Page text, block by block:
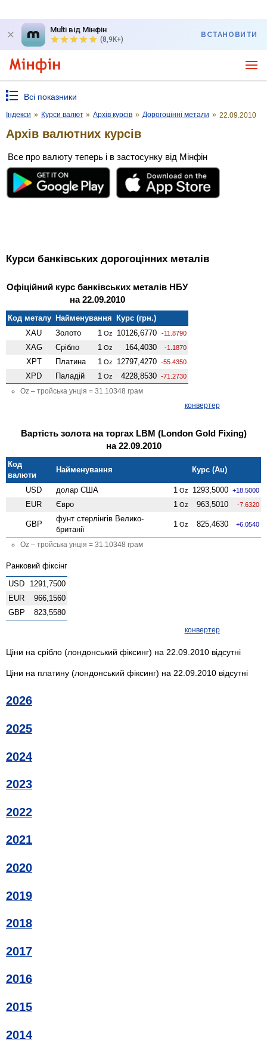
Multi від Мінфін
(8,9K+)
ВСТАНОВИТИ
Всі показники
Індекси » Курси валют » Архів курсів » Дорогоцінні метали » 22.09.2010
Архів валютних курсів
Все про валюту теперь і в застосунку від Мінфін
Курси банківських дорогоцінних металів
Офіційний курс банківських металів НБУ
на 22.09.2010
Код металу Найменування
Курс (грн.)
XAU
Золото 1 Oz 10126,6770 -11.8790
XAG Срібло 1 Oz 164,4030 -1.1870
XPT Платина 1 Oz 12797,4270 -55.4350
XPD Паладій 1 Oz 4228,8530 -71.2730
Oz – тройська унція = 31.10348 грам
конвертер
Вартість золота на торгах LBM (London Gold Fixing)
на 22.09.2010
Код
валюти
Найменування Курс (Au)
USD долар США 1 Oz 1293,5000 +18.5000
EUR Євро 1 Oz 963,5010 -7.6320
GBP
фунт стерлінгів Велико­
британії
1 Oz 825,4630 +6.0540
Oz – тройська унція = 31.10348 грам
Ранковий фіксінг
USD
1291,7500
EUR
966,1560
GBP
823,5580
конвертер
Ціни на срібло (лондонський фіксинг) на 22.09.2010 відсутні
Ціни на платину (лондонський фіксинг) на 22.09.2010 відсутні
2026
2025
2024
2023
2022
2021
2020
2019
2018
2017
2016
2015
2014